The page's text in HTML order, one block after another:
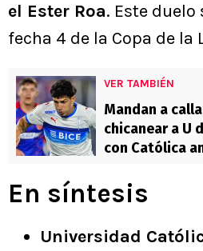
el Ester Roa. Este
fecha 4 de la Copa de la
VER TAMBIÉN
Mandan a
chicanear a U
con Católica
En síntesis
Universidad